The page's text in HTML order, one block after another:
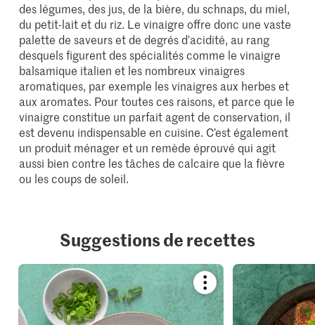
des légumes, des jus, de la bière, du schnaps, du miel,
du petit-lait et du riz. Le vinaigre offre donc une vaste
palette de saveurs et de degrés d’acidité, au rang
desquels figurent des spécialités comme le vinaigre
balsamique italien et les nombreux vinaigres
aromatiques, par exemple les vinaigres aux herbes et
aux aromates. Pour toutes ces raisons, et parce que le
vinaigre constitue un parfait agent de conservation, il
est devenu indispensable en cuisine. C’est également
un produit ménager et un remède éprouvé qui agit
aussi bien contre les tâches de calcaire que la fièvre
ou les coups de soleil.
Suggestions de recettes
Bookmark
recipe
add